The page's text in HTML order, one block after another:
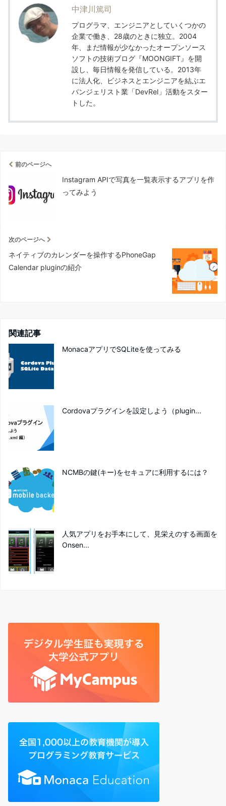
中津川篤司
プログラマ、エンジニアとしていくつかの
企業で働き、28歳のときに独立。2004
年、まだ情報が少なかったオープンソース
ソフトの技術ブログ『MOONGIFT』を開
設し、毎日情報を発信している。2013年
に法人化、ビジネスとエンジニアを結ぶエ
バンジェリスト業「DevRel」活動をスター
トした。
前のページへ
Instagram APIで写真を一覧表示するアプリを作
ってみよう
次のページへ
ネイティブのカレンダーを操作するPhoneGap
Calendar pluginの紹介
関連記事
MonacaアプリでSQLiteを使ってみる
Cordovaプラグインを設定しよう（plugin...
NCMBの鍵(キー)をセキュアに利用するには？
人気アプリをお手本にして、見栄えのする画面を
Onsen...